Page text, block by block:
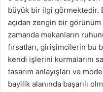
büyük bir ilgi görmektedir.
açıdan zengin bir görünüm
zamanda mekanların
fırsatları, girişimcilerin bu
kendi işlerini kurmalarını
tasarım anlayışları ve
bayilik alanında başarılı